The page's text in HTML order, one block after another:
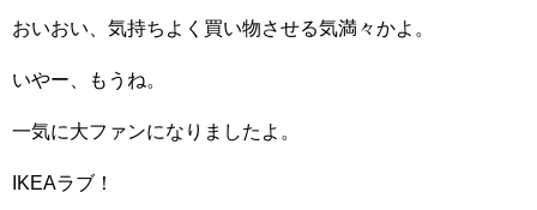
おいおい、気持ちよく買い物させる気満々かよ。
いやー、もうね。
一気に大ファンになりましたよ。
IKEAラブ！